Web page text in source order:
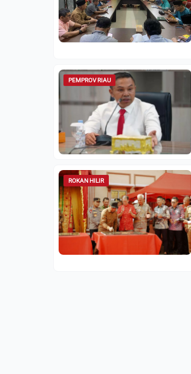
PEMPROV RIAU
ROKAN HILIR